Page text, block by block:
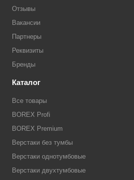
Отзывы
Вакансии
Партнеры
Реквизиты
Бренды
Каталог
Все товары
BOREX Profi
BOREX Premium
Верстаки без тумбы
Верстаки однотумбовые
Верстаки двухтумбовые